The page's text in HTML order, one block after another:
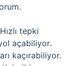
tepki
açabiliyor.
kaçırabiliyor.